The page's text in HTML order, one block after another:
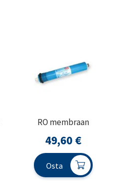
RO membraan
49,60 €
Osta